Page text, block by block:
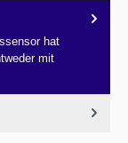
hat
mit